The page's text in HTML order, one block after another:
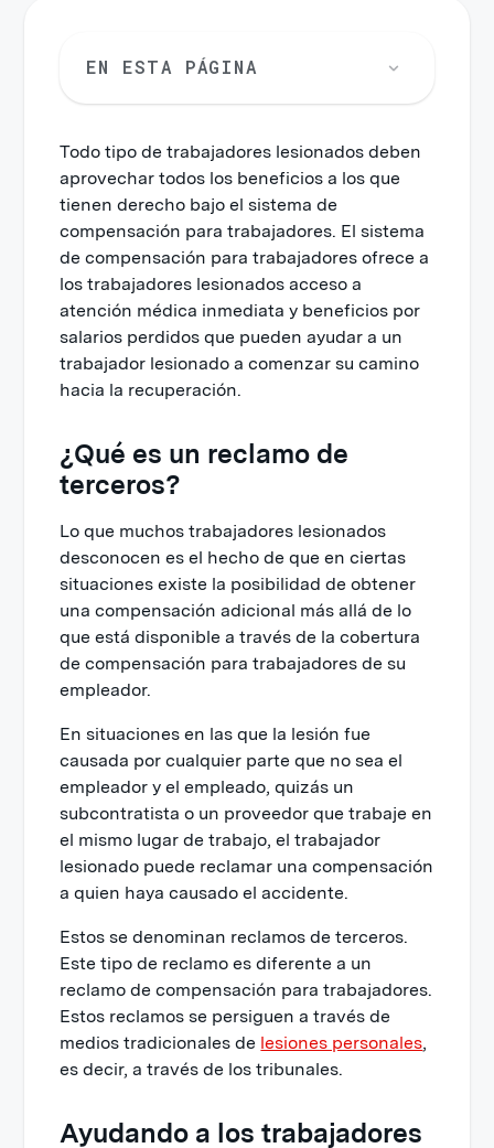
Todo tipo de trabajadores lesionados deben
aprovechar todos los beneficios a los que
tienen derecho bajo el sistema de
compensación para trabajadores. El sistema
de compensación para trabajadores ofrece a
los trabajadores lesionados acceso a
atención médica inmediata y beneficios por
salarios perdidos que pueden ayudar a un
trabajador lesionado a comenzar su camino
hacia la recuperación.
¿Qué es un reclamo de
terceros?
Lo que muchos trabajadores lesionados
desconocen es el hecho de que en ciertas
situaciones existe la posibilidad de obtener
una compensación adicional más allá de lo
que está disponible a través de la cobertura
de compensación para trabajadores de su
empleador.
En situaciones en las que la lesión fue
causada por cualquier parte que no sea el
empleador y el empleado, quizás un
subcontratista o un proveedor que trabaje en
el mismo lugar de trabajo, el trabajador
lesionado puede reclamar una compensación
a quien haya causado el accidente.
Estos se denominan reclamos de terceros.
Este tipo de reclamo es diferente a un
reclamo de compensación para trabajadores.
Estos reclamos se persiguen a través de
medios tradicionales de lesiones personales,
es decir, a través de los tribunales.
Ayudando a los trabajadores
EN ESTA PÁGINA